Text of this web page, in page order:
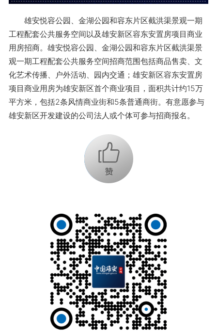
雄安悦容公园、金湖公园和容东片区截洪渠景观一期
工程配套公共服务空间以及雄安新区容东安置房项目商业
用房招商。雄安悦容公园、金湖公园和容东片区截洪渠景
观一期工程配套公共服务空间招商范围包括商品售卖、文
化艺术传播、户外活动、园内交通；雄安新区容东安置房
项目商业用房为雄安新区首个商业项目，面积共计约15万
平方米，包括2条风情商业街和5条普通商街。有意愿参与
雄安新区开发建设的公司法人或个体可参与招商报名。
+1